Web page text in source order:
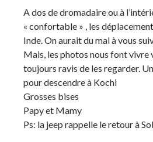
A dos de dromadaire ou à
« confortable » , les
Inde. On aurait du mal à vous
Mais, les photos nous font vivre
toujours ravis de les regarder.
pour descendre à Kochi
Grosses bises
Papy et Mamy
Ps: la jeep rappelle le retour à